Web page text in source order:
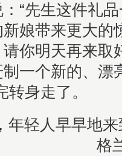
“先生这件礼
娘带来更大的
你明天再来取
制一个新的、
转身走了。
年轻人早早地
格